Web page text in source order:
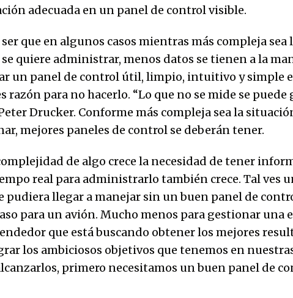
adecuada en un panel de control visible.
que en algunos casos mientras más compleja sea
quiere administrar, menos datos se tienen a la
un panel de control útil, limpio, intuitivo y simple
razón para no hacerlo. “Lo que no se mide se puede
Drucker. Conforme más compleja sea la
mejores paneles de control se deberán tener.
de algo crece la necesidad de tener
real para administrarlo también crece. Tal ves
pudiera llegar a manejar sin un buen panel de
para un avión. Mucho menos para gestionar una
que está buscando obtener los mejores
los ambiciosos objetivos que tenemos en
primero necesitamos un buen panel de